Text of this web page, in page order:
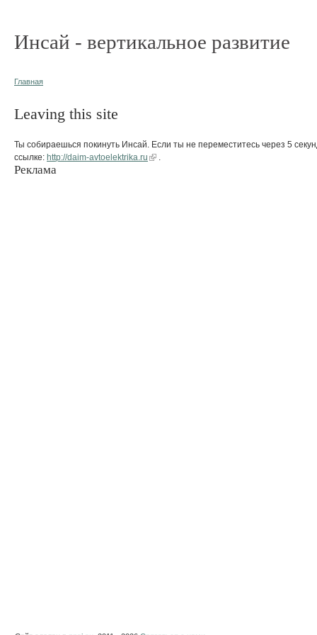
Инсай - вертикальное развитие
Главная
Leaving this site
Ты собираешься покинуть Инсай. Если ты не переместитесь через 5
ссылке: http://daim-avtoelektrika.ru
Реклама